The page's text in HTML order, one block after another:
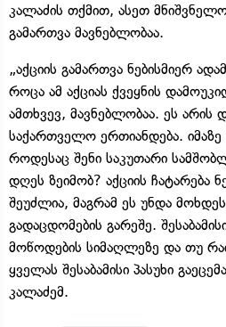
კალაძის თქმით, ასეთ
გამართვა მავნებლობაა.
„აქციის გამართვა ნებისმიერ
როცა ამ აქციას ქვეყნის
ამთხვევ, მავნებლობაა. ეს
საქართველო ერთიანდება. იმაზე
როდესაც შენი საკუთარი
დღეს ზეიმობ? აქციის ჩატარება
შეუძლია, მაგრამ ეს უნდა
გადაცდომების გარეშე.
მოწოდების სიმაღლეზე და თუ
ყველას შესაბამისი პასუხი
კალაძემ.